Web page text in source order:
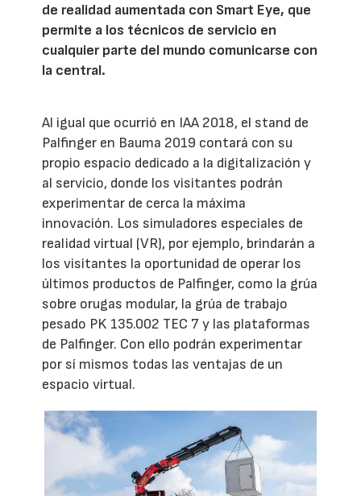
de realidad aumentada con Smart Eye, que
permite a los técnicos de servicio en
cualquier parte del mundo comunicarse con
la central.
Al igual que ocurrió en IAA 2018, el stand de
Palfinger en Bauma 2019 contará con su
propio espacio dedicado a la digitalización y
al servicio, donde los visitantes podrán
experimentar de cerca la máxima
innovación. Los simuladores especiales de
realidad virtual (VR), por ejemplo, brindarán a
los visitantes la oportunidad de operar los
últimos productos de Palfinger, como la grúa
sobre orugas modular, la grúa de trabajo
pesado PK 135.002 TEC 7 y las plataformas
de Palfinger. Con ello podrán experimentar
por sí mismos todas las ventajas de un
espacio virtual.